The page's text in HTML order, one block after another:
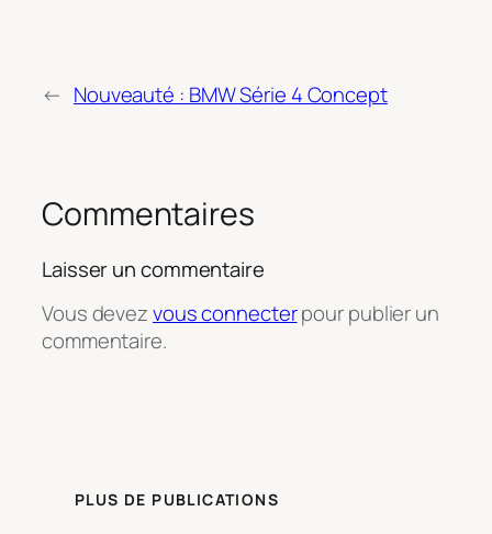
← Nouveauté : BMW Série 4 Concept
Commentaires
Laisser un commentaire
Vous devezvous connecterpour publier un
commentaire.
PLUS DE PUBLICATIONS